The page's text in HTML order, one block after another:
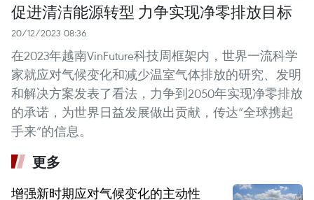
促进清洁能源转型 力争实现净零排放目标
20/12/2023 08:36
在2023年越南VinFuture科技周框架内，世界一流科学
家就应对气候变化和减少温室气体排放的研究、发明
和解决方案发表了看法，力争到2050年实现净零排放
的承诺，为世界日益发展做出贡献，传达“全球携起
手来”的信息。
更多
增强新时期应对气候变化的主动性